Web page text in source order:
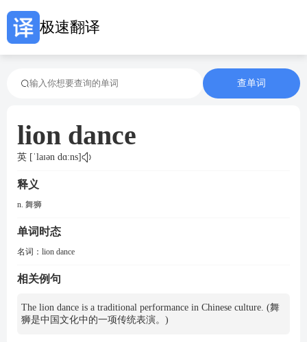
极速翻译
查单词
lion dance
英 [ˈlaɪən dɑːns]
释义
n. 舞狮
单词时态
名词： lion dance
相关例句
The lion dance is a traditional performance in Chinese culture. (舞
狮是中国文化中的一项传统表演。)